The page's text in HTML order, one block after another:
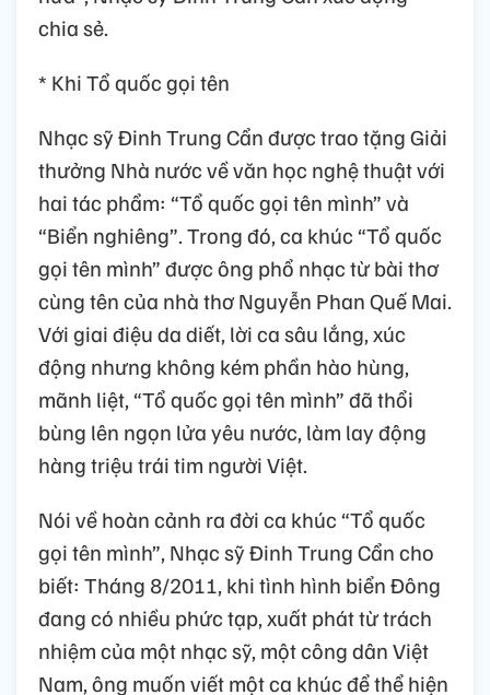
chia sẻ.
* Khi Tổ quốc gọi tên
Nhạc sỹ Đinh Trung Cẩn được trao tặng Giải
thưởng Nhà nước về văn học nghệ thuật với
hai tác phẩm: “Tổ quốc gọi tên mình” và
“Biển nghiêng”. Trong đó, ca khúc “Tổ quốc
gọi tên mình” được ông phổ nhạc từ bài thơ
cùng tên của nhà thơ Nguyễn Phan Quế Mai.
Với giai điệu da diết, lời ca sâu lắng, xúc
động nhưng không kém phần hào hùng,
mãnh liệt, “Tổ quốc gọi tên mình” đã thổi
bùng lên ngọn lửa yêu nước, làm lay động
hàng triệu trái tim người Việt.
Nói về hoàn cảnh ra đời ca khúc “Tổ quốc
gọi tên mình”, Nhạc sỹ Đinh Trung Cẩn cho
biết: Tháng 8/2011, khi tình hình biển Đông
đang có nhiều phức tạp, xuất phát từ trách
nhiệm của một nhạc sỹ, một công dân Việt
Nam, ông muốn viết một ca khúc để thể hiện